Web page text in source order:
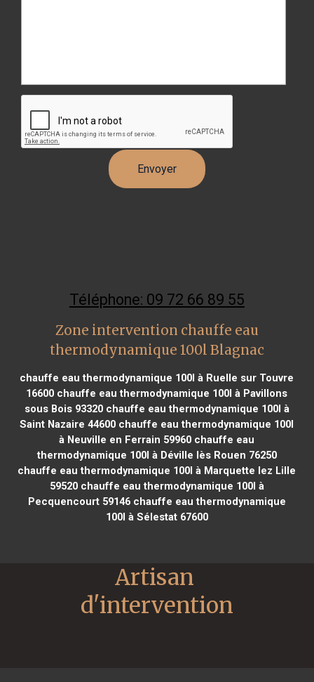
Téléphone: 09 72 66 89 55
Zone intervention chauffe eau
thermodynamique 100l Blagnac
chauffe eau thermodynamique 100l à Ruelle sur Touvre
16600 chauffe eau thermodynamique 100l à Pavillons
sous Bois 93320chauffe eau thermodynamique 100l à
Saint Nazaire 44600 chauffe eau thermodynamique 100l
à Neuville en Ferrain 59960 chauffe eau
thermodynamique 100l à Déville lès Rouen 76250
chauffe eau thermodynamique 100l à Marquette lez Lille
59520chauffe eau thermodynamique 100l à
Pecquencourt 59146chauffe eau thermodynamique
100l à Sélestat 67600
Artisan
d'intervention